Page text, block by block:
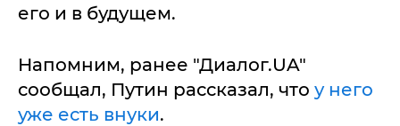
его и в будущем.
Напомним, ранее "Диалог.UA"
сообщал, Путин рассказал, что у него
уже есть внуки.